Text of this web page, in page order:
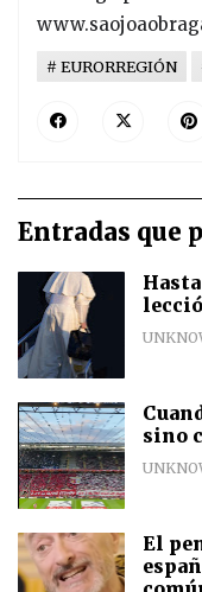
EURORREGIÓN
Entradas que
sino
El